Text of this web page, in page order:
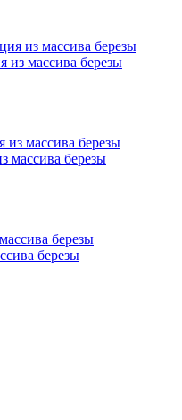
массива березы
массива березы
березы